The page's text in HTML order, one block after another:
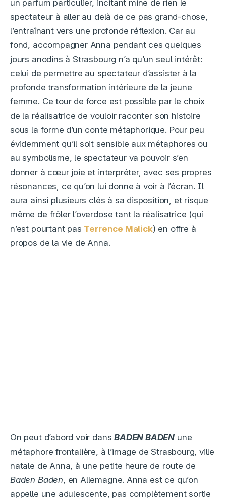
un parfum particulier, incitant mine de rien le
spectateur à aller au delà de ce pas grand-chose,
l’entraînant vers une profonde réflexion. Car au
fond, accompagner Anna pendant ces quelques
jours anodins à Strasbourg n’a qu’un seul intérêt:
celui de permettre au spectateur d’assister à la
profonde transformation intérieure de la jeune
femme. Ce tour de force est possible par le choix
de la réalisatrice de vouloir raconter son histoire
sous la forme d’un conte métaphorique. Pour peu
évidemment qu’il soit sensible aux métaphores ou
au symbolisme, le spectateur va pouvoir s’en
donner à cœur joie et interpréter, avec ses propres
résonances, ce qu’on lui donne à voir à l’écran. Il
aura ainsi plusieurs clés à sa disposition, et risque
même de frôler l’overdose tant la réalisatrice (qui
n’est pourtant pas Terrence Malick) en offre à
propos de la vie de Anna.
On peut d’abord voir dansBADEN BADEN une
métaphore frontalière, à l’image de Strasbourg, ville
natale de Anna, à une petite heure de route de
Baden Baden , en Allemagne. Anna est ce qu’on
appelle une adulescente, pas complètement sortie